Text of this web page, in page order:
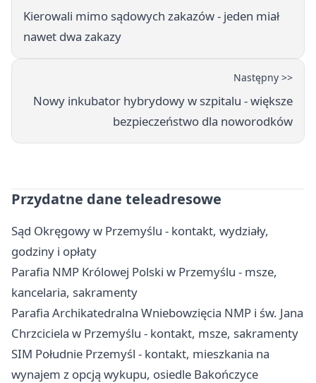
Kierowali mimo sądowych zakazów - jeden miał
nawet dwa zakazy
Następny >>
Nowy inkubator hybrydowy w szpitalu - większe
bezpieczeństwo dla noworodków
Przydatne dane teleadresowe
Sąd Okręgowy w Przemyślu - kontakt, wydziały,
godziny i opłaty
Parafia NMP Królowej Polski w Przemyślu - msze,
kancelaria, sakramenty
Parafia Archikatedralna Wniebowzięcia NMP i św. Jana
Chrzciciela w Przemyślu - kontakt, msze, sakramenty
SIM Południe Przemyśl - kontakt, mieszkania na
wynajem z opcją wykupu, osiedle Bakończyce